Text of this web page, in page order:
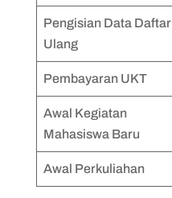
Pengisian Data Daftar
Ulang
Pembayaran UKT
Awal Kegiatan
Mahasiswa Baru
Awal Perkuliahan